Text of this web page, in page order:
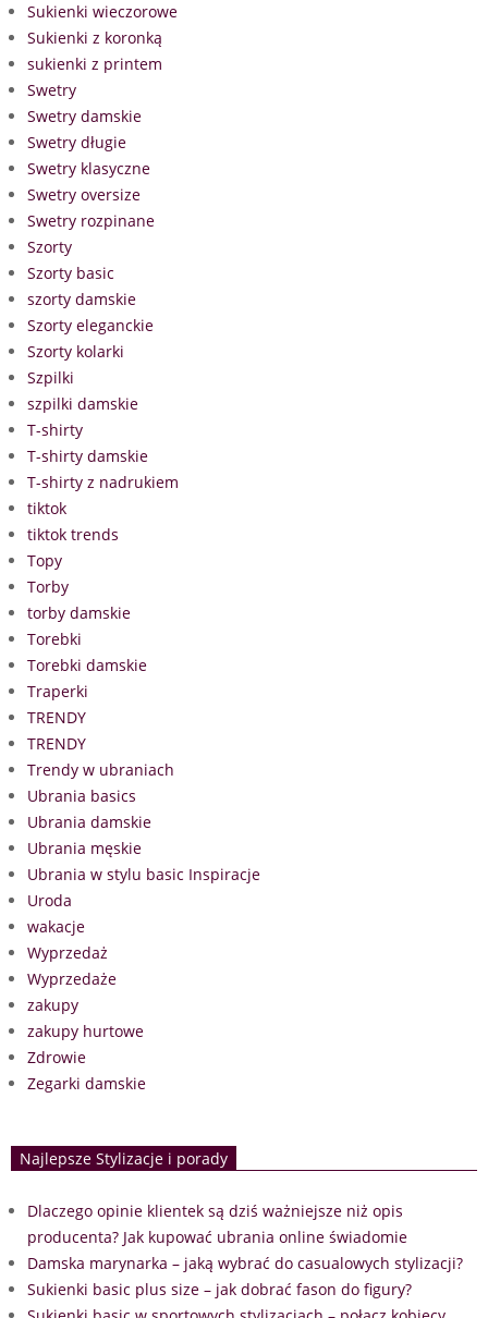
Sukienki wieczorowe
Sukienki z koronką
sukienki z printem
Swetry
Swetry damskie
Swetry długie
Swetry klasyczne
Swetry oversize
Swetry rozpinane
Szorty
Szorty basic
szorty damskie
Szorty eleganckie
Szorty kolarki
Szpilki
szpilki damskie
T-shirty
T-shirty damskie
T-shirty z nadrukiem
tiktok
tiktok trends
Topy
Torby
torby damskie
Torebki
Torebki damskie
Traperki
TRENDY
TRENDY
Trendy w ubraniach
Ubrania basics
Ubrania damskie
Ubrania męskie
Ubrania w stylu basic Inspiracje
Uroda
wakacje
Wyprzedaż
Wyprzedaże
zakupy
zakupy hurtowe
Zdrowie
Zegarki damskie
Najlepsze Stylizacje i porady
Dlaczego opinie klientek są dziś ważniejsze niż opis
producenta? Jak kupować ubrania online świadomie
Damska marynarka – jaką wybrać do casualowych stylizacji?
Sukienki basic plus size – jak dobrać fason do figury?